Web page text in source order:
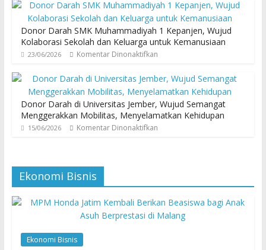
Donor Darah SMK Muhammadiyah 1 Kepanjen, Wujud
Kolaborasi Sekolah dan Keluarga untuk Kemanusiaan
23/06/2026 Komentar Dinonaktifkan
Donor Darah di Universitas Jember, Wujud Semangat
Menggerakkan Mobilitas, Menyelamatkan Kehidupan
15/06/2026 Komentar Dinonaktifkan
Ekonomi Bisnis
Ekonomi Bisnis